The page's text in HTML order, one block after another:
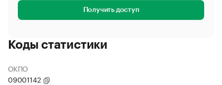
Получить доступ
Коды статистики
ОКПО
09001142